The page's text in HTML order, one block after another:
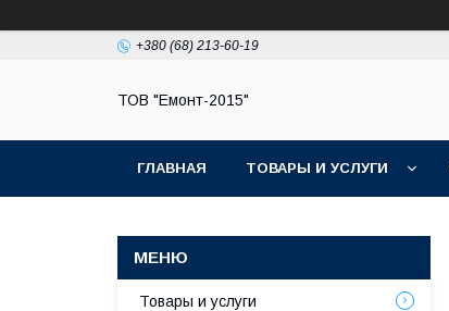
+380 (68) 213-60-19
ТОВ "Емонт-2015"
ГЛАВНАЯ ТОВАРЫ И УСЛУГИ
Товары и услуги